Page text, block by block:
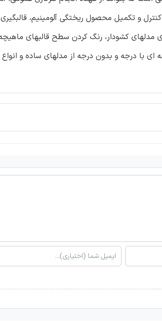
کنترل و تکمیل محصول ریختگی آلومینیم،
مدلهای کشودار، رنگ کردن سطح قالبهای
ای با درجه و بدون درجه از مدلهای ساده و انواع